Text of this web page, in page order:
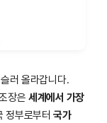
러 올라갑니다.
장은 세계에서 가장
정부로부터국가